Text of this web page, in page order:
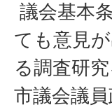
議会基本
ても意見
る調査研
市議会議